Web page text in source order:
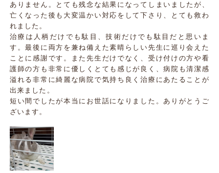
ありません。とても残念な結果になってしまいましたが、
亡くなった後も大変温かい対応をして下さり、とても救わ
れました。
治療は人柄だけでも駄目、技術だけでも駄目だと思いま
す。最後に両方を兼ね備えた素晴らしい先生に巡り会えた
ことに感謝です。また先生だけでなく、受け付けの方や看
護師の方も非常に優しくとても感じが良く、病院も清潔感
溢れる非常に綺麗な病院で気持ち良く治療にあたることが
出来ました。
短い間でしたが本当にお世話になりました。ありがとうご
ざいます。